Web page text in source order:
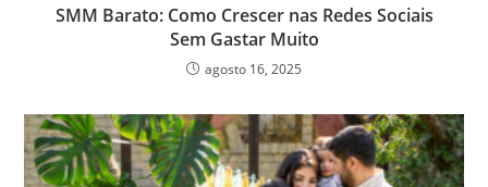
SMM Barato: Como Crescer nas Redes Sociais
Sem Gastar Muito
agosto 16, 2025